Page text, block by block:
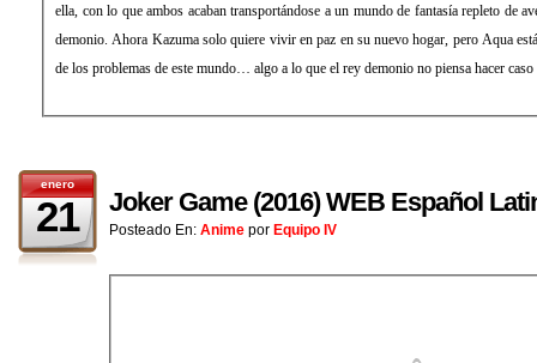
ella, con lo que ambos acaban transportándose a un mundo de fantasía repleto de
demonio. Ahora Kazuma solo quiere vivir en paz en su nuevo hogar, pero Aqua
de los problemas de este mundo… algo a lo que el rey demonio no piensa hacer
enero
21 Joker Game (2016) WEB Español
Posteado En: Anime por Equipo IV